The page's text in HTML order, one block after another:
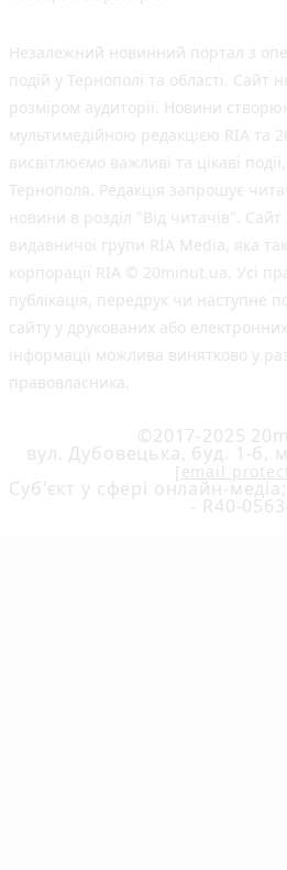
Незалежний новинний портал з
подій у Тернополі та області. Сайт
розміром аудиторії. Новини
мультимедійною редакцією RIA та
висвітлюємо важливі та цікаві
Тернополя. Редакція запрошує
новини в розділ "Від читачів".
видавничої групи RIA Media, яка
корпорації RIA © 20minut.ua. Усі
публiкацiя, передрук чи наступне
сайту у друкованих або
інформації можлива винятково у
правовласника.
©2017-2025
вул. Дубовецька, буд. 1-б,
[email
Cуб'єкт у сфері онлайн-
- R40-